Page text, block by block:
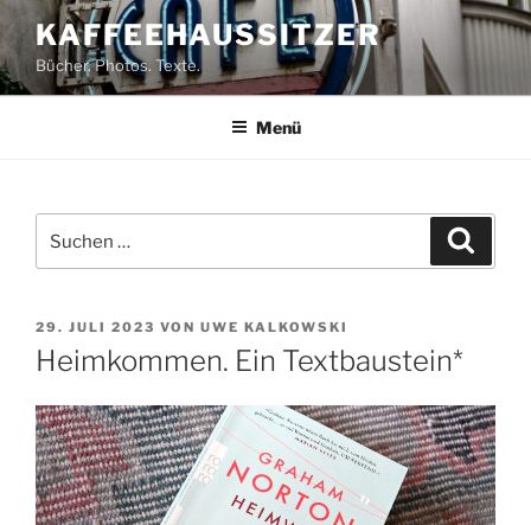
Zum
Inhalt
springen
KAFFEEHAUSSITZER
Bücher. Photos. Texte.
Menü
nach:
VERÖFFENTLICHT
AM
29. JULI 2023 VON UWE KALKOWSKI
Heimkommen. Ein Textbaustein*